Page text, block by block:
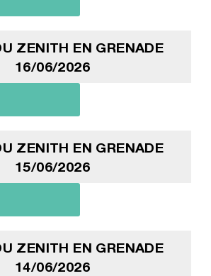
ZENITH EN GRENADE
16/06/2026
ZENITH EN GRENADE
15/06/2026
ZENITH EN GRENADE
14/06/2026